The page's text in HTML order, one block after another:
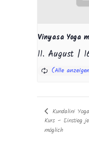
Vinyasa Yoga
11. August |
Kundalini
Kurs – Einstieg
möglich